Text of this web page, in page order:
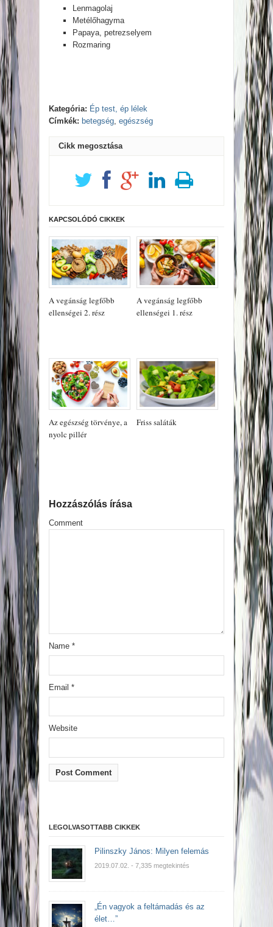
Lenmagolaj
Metélőhagyma
Papaya, petrezselyem
Rozmaring
Kategória: Ép test, ép lélek
Címkék: betegség, egészség
Cikk megosztása
KAPCSOLÓDÓ CIKKEK
A vegánság legfőbb
ellenségei 2. rész
A vegánság legfőbb
ellenségei 1. rész
Az egészség törvénye, a
nyolc pillér
Friss saláták
Hozzászólás írása
Comment
Name *
Email *
Website
LEGOLVASOTTABB CIKKEK
Pilinszky János: Milyen felemás
2019.07.02. - 7,335 megtekintés
„Én vagyok a feltámadás és az
élet…”